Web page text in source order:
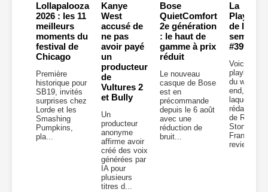
Lollapalooza
2026 : les 11
meilleurs
moments du
festival de
Chicago
Première
historique pour
SB19, invités
surprises chez
Lorde et les
Smashing
Pumpkins,
pla...
Kanye
West
accusé de
ne pas
avoir payé
un
producteur
de
Vultures 2
et Bully
Un
producteur
anonyme
affirme avoir
créé des voix
générées par
IA pour
plusieurs
titres d...
Bose
QuietComfort
2e génération
: le haut de
gamme à prix
réduit
Le nouveau
casque de Bose
est en
précommande
depuis le 6 août
avec une
réduction de
bruit...
La
Playlist
de la
semaine
#399
Voici la
playlist
du week-
end, dans
laquelle la
rédaction
de Rolling
Stone
France
revient...